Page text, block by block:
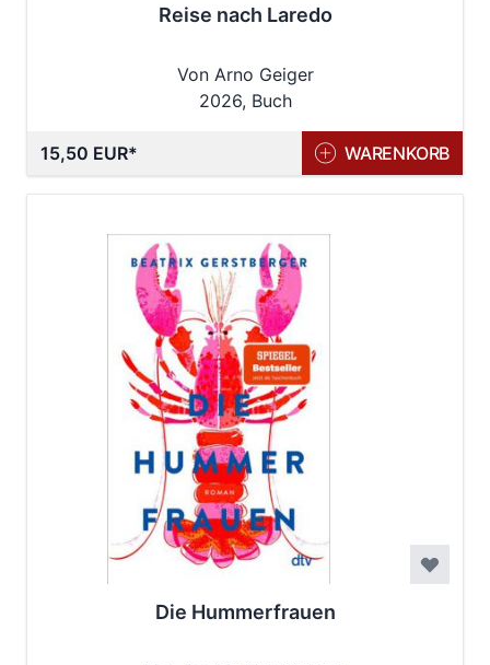
Reise nach Laredo
Von Arno Geiger
2026, Buch
15,50 EUR WARENKORB
Die Hummerfrauen